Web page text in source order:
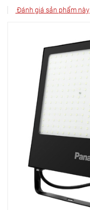
Đánh giá sản phẩm này